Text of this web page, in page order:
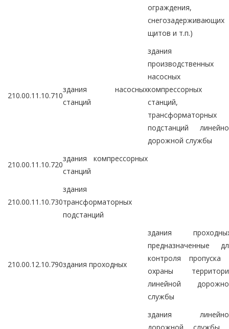
ограждения,
снегозадерживающих
щитов и т.п.)
210.00.11.10.710
здания насосных
станций
здания
производственных
насосных
компрессорных
станций,
трансформаторных
подстанций
дорожной службы
210.00.11.10.720
здания компрессорных
станций
210.00.11.10.730
здания
трансформаторных
подстанций
210.00.12.10.790здания проходных
здания
предназначенные
контроля пропуска
охраны
линейной
службы
здания